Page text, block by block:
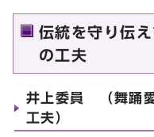
伝統を守り伝
の工夫
井上委員 （舞踊
工夫）